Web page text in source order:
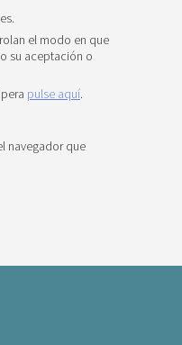
el modo en que
su aceptación o
pulse aquí.
navegador que